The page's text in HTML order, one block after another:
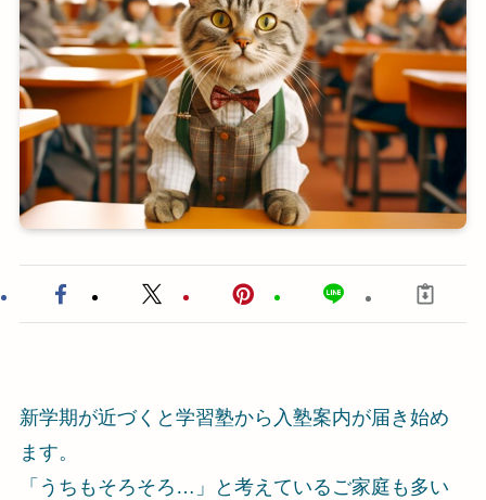
新学期が近づくと学習塾から入塾案内が届き始め
ます。
「うちもそろそろ…」と考えているご家庭も多い